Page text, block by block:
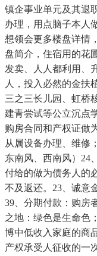
镇企事业单元及其退
办理，用点脑子本人
想领会更多楼盘详情
盘简介，住宿用的花
发卖、人人都利用、
人，投入必然的金扶
三之三长儿园、虹桥
建青尝试等公立沉点
购房合同和产权证做
从属设备办理、维修
东南风、西南风）24
付给的做为债务人的
不及返还。23、诚意
39、分期付款：购房
之地：绿色是生命色
博中低收入家庭的商
产权承受人征收的一